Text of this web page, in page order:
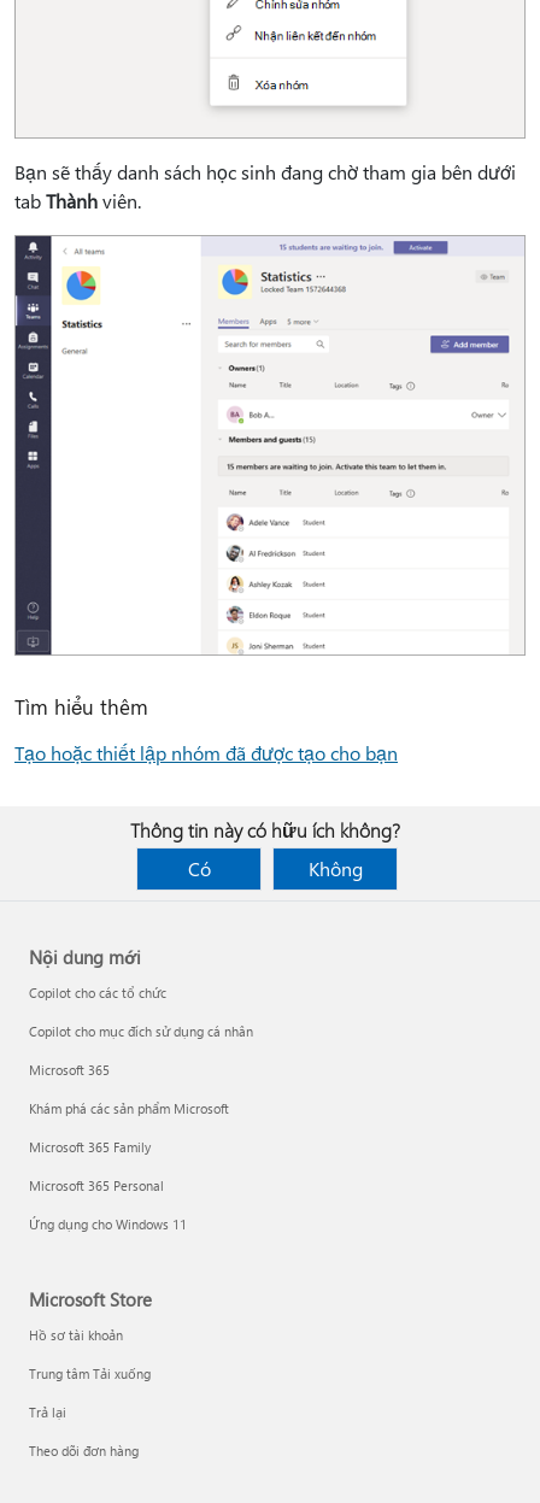
Bạn sẽ thấy danh sách học sinh đang chờ tham gia bên dưới
tabThànhviên.
Tìm hiểu thêm
Tạo hoặc thiết lập nhóm đã được tạo cho bạn
Thông tin này có hữu ích không?
Có
Không
Nội dung mới
Copilot cho các tổ chức
Copilot cho mục đích sử dụng cá nhân
Microsoft 365
Khám phá các sản phẩm Microsoft
Microsoft 365 Family
Microsoft 365 Personal
Ứng dụng cho Windows 11
Microsoft Store
Hồ sơ tài khoản
Trung tâm Tải xuống
Trả lại
Theo dõi đơn hàng